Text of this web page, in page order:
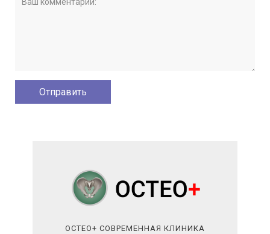
ОСТЕО+ СОВРЕМЕННАЯ КЛИНИКА